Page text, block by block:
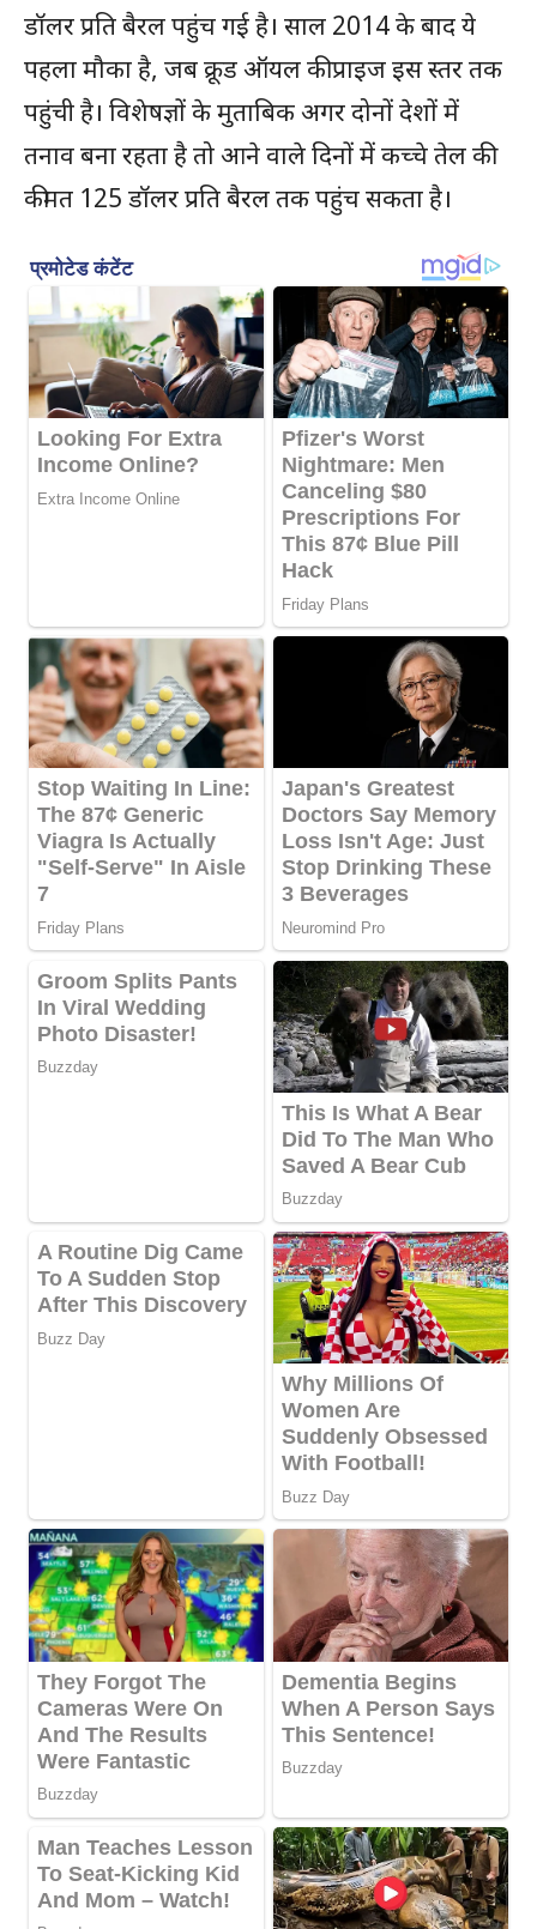
डॉलर प्रति बैरल पहुंच गई है। साल 2014 के बाद ये
पहला मौका है, जब क्रूड ऑयल की प्राइज इस स्तर तक
पहुंची है। विशेषज्ञों के मुताबिक अगर दोनों देशों में
तनाव बना रहता है तो आने वाले दिनों में कच्चे तेल की
कीमत 125 डॉलर प्रति बैरल तक पहुंच सकता है।